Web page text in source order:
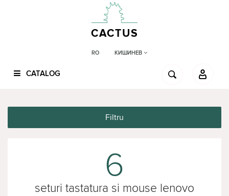
CACTUS
RO КИШИНЕВ
CATALOG
6
seturi tastatura si mouse lenovo
Filtru